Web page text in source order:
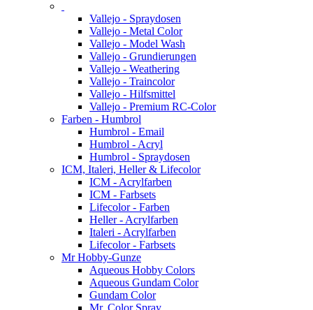
Vallejo - Spraydosen
Vallejo - Metal Color
Vallejo - Model Wash
Vallejo - Grundierungen
Vallejo - Weathering
Vallejo - Traincolor
Vallejo - Hilfsmittel
Vallejo - Premium RC-Color
Farben - Humbrol
Humbrol - Email
Humbrol - Acryl
Humbrol - Spraydosen
ICM, Italeri, Heller & Lifecolor
ICM - Acrylfarben
ICM - Farbsets
Lifecolor - Farben
Heller - Acrylfarben
Italeri - Acrylfarben
Lifecolor - Farbsets
Mr Hobby-Gunze
Aqueous Hobby Colors
Aqueous Gundam Color
Gundam Color
Mr. Color Spray